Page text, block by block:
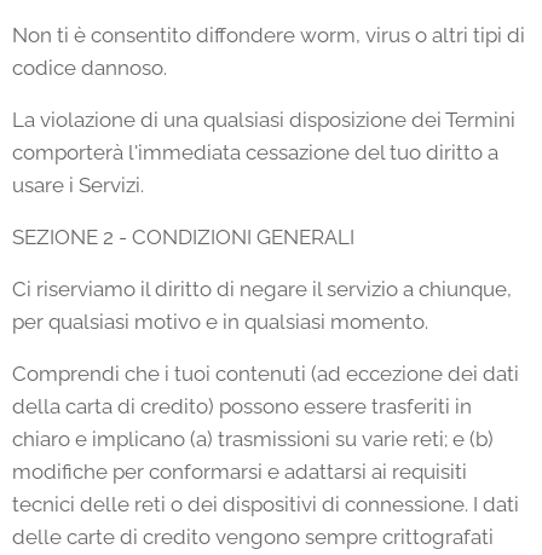
Non ti è consentito diffondere worm, virus o altri tipi di
codice dannoso.
La violazione di una qualsiasi disposizione dei Termini
comporterà l'immediata cessazione del tuo diritto a
usare i Servizi.
SEZIONE 2 - CONDIZIONI GENERALI
Ci riserviamo il diritto di negare il servizio a chiunque,
per qualsiasi motivo e in qualsiasi momento.
Comprendi che i tuoi contenuti (ad eccezione dei dati
della carta di credito) possono essere trasferiti in
chiaro e implicano (a) trasmissioni su varie reti; e (b)
modifiche per conformarsi e adattarsi ai requisiti
tecnici delle reti o dei dispositivi di connessione. I dati
delle carte di credito vengono sempre crittografati